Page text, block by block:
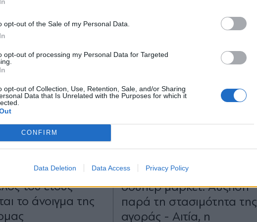
opt-out of the Sale of my Personal Data.
opt-out of processing my Personal Data for Targeted
opt-out of Collection, Use, Retention, Sale, and/or Sharing
Data that Is Unrelated with the Purposes for which it
CONFIRM
Data Deletion Data Access Privacy Policy
11.11.2025 10:57
προσλήψεις:
του έτους
το άνοιγμα της
Πωλήσεις μπίρας σε
σούπερ μάρκετ: Αύξηση
παρά τη στασιμότητα της
αγοράς - Αιτία, η
Αποδέχομαι τουςόρους χρήσης